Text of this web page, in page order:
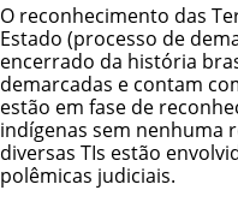
O reconhecimento das
Estado (processo de
encerrado da história
demarcadas e contam
estão em fase de
indígenas sem nenhuma
diversas TIs estão
polêmicas judiciais.